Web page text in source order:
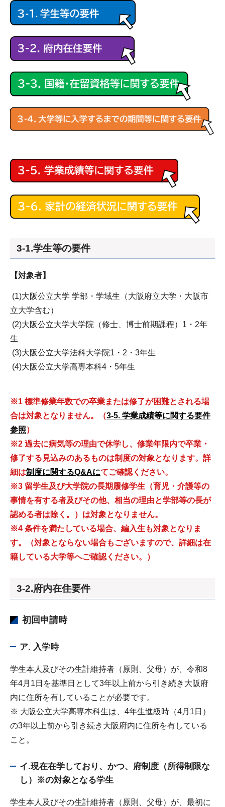
3-1.学生等の要件
【対象者】
(1)大阪公立大学 学部・学域生（大阪府立大学・大阪市
立大学含む）
(2)大阪公立大学大学院（修士、博士前期課程）1・2年
生
(3)大阪公立大学法科大学院1・2・3年生
(4)大阪公立大学高専本科4・5年生
※1 標準修業年数での卒業または修了が困難とされる場
合は対象となりません。（3-5. 学業成績等に関する要件
参照）
※2 過去に病気等の理由で休学し、修業年限内で卒業・
修了する見込みのあるものは制度の対象となります。詳
細は制度に関するQ&Aにてご確認ください。
※3 留学生及び大学院の長期履修学生（育児・介護等の
事情を有する者及びその他、相当の理由と学部等の長が
認める者は除く。）は対象となりません。
※4 条件を満たしている場合、編入生も対象となりま
す。
（対象とならない場合もございますので、 詳細は在
籍している大学等へご確認ください。）
3-2.府内在住要件
初回申請時
ア. 入学時
学生本人及びその生計維持者（原則、父母）が、令和8
年4月1日を基準日として3年以上前から引き続き大阪府
内に住所を有していることが必要です。
※ 大阪公立大学高専本科生は、4年生進級時（4月1日）
の3年以上前から引き続き大阪府内に住所を有している
こと。
イ.現在在学しており、かつ、府制度（所得制限な
し）※の対象となる学生
学生本人及びその生計維持者（原則、父母）が、最初に